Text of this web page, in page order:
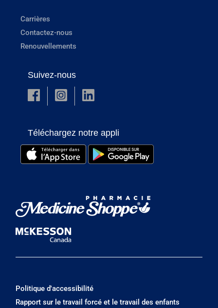
Carrières
Contactez-nous
Renouvellements
Suivez-nous
Téléchargez notre appli
Politique d'accessibilité
Rapport sur le travail forcé et le travail des enfants